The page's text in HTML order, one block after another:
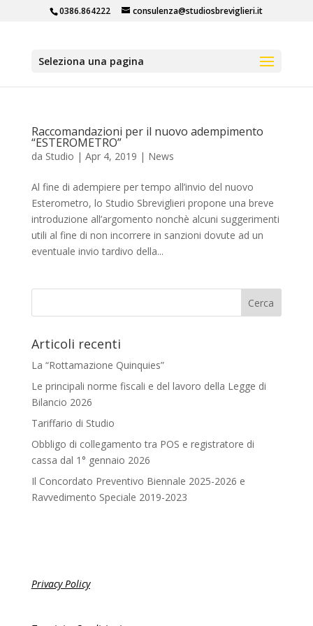
0386.864222 consulenza@studiosbreviglieri.it
Seleziona una pagina
Raccomandazioni per il nuovo adempimento
“ESTEROMETRO”
da Studio | Apr 4, 2019 | News
Al fine di adempiere per tempo all’invio del nuovo
Esterometro, lo Studio Sbreviglieri propone una breve
introduzione all’argomento nonchè alcuni suggerimenti
utili al fine di non incorrere in sanzioni dovute ad un
eventuale invio tardivo della...
Articoli recenti
La “Rottamazione Quinquies”
Le principali norme fiscali e del lavoro della Legge di
Bilancio 2026
Tariffario di Studio
Obbligo di collegamento tra POS e registratore di
cassa dal 1° gennaio 2026
Il Concordato Preventivo Biennale 2025-2026 e
Ravvedimento Speciale 2019-2023
Privacy Policy